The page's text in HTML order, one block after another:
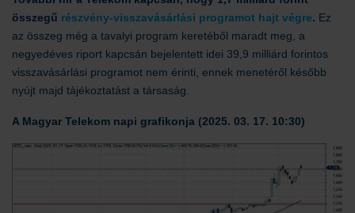
összegű részvény-visszavásárlási programot hajt végre. Ez
az összeg még a tavalyi program keretéből maradt meg, a
negyedéves riport kapcsán bejelentett idei 39,9 milliárd forintos
visszavásárlási programot nem érinti, ennek menetéről később
nyújt majd tájékoztatást a társaság.
A Magyar Telekom napi grafikonja (2025. 03. 17. 10:30)